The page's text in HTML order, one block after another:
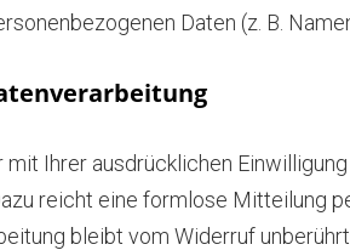
Daten (z. B.
Ihrer ausdrücklichen
reicht eine formlose Mitteilung
bleibt vom Widerruf unberührt.